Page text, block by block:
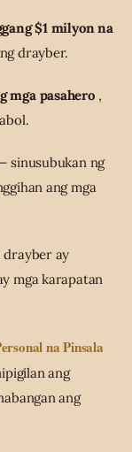
$1 milyon na
drayber.
mga pasahero,
sinusubukan ng
ang mga
drayber ay
mga karapatan
na Pinsala
ang
ang